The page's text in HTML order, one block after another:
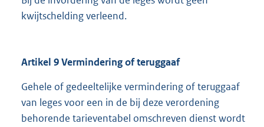
kwijtschelding verleend.
Artikel 9 Vermindering of teruggaaf
Gehele of gedeeltelijke vermindering of teruggaaf
van leges voor een in de bij deze verordening
behorende tarieventabel omschreven dienst wordt